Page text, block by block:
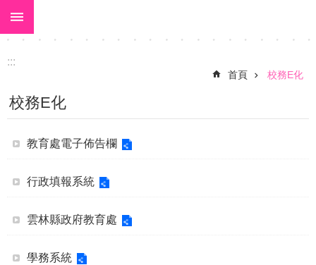
跳到主要內容區塊
:::
首頁 校務E化
校務E化
教育處電子佈告欄
行政填報系統
雲林縣政府教育處
學務系統